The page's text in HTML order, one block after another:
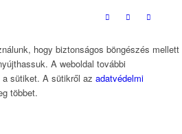
hogy biztonságos böngészés mellett
A weboldal további
sütiket. A sütikről az adatvédelmi
többet.